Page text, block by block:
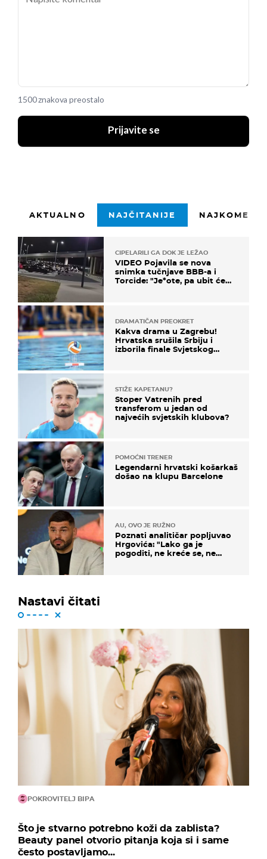
1500 znakova preostalo
Prijavite se
AKTUALNO NAJČITANIJE
CIPELARILI GA DOK JE LEŽAO
VIDEO Pojavila se nova
snimka tučnjave BBB-a i
Torcide: "Je*ote, pa ubit će
DRAMATIČAN PREOKRET
Kakva drama u Zagrebu!
Hrvatska srušila Srbiju i
izborila finale Svjetskog
STIŽE KAPETANU?
Stoper Vatrenih pred
transferom u jedan od
najvećih svjetskih klubova?
POMOĆNI TRENER
Legendarni hrvatski košarkaš
došao na klupu Barcelone
AU, OVO JE RUŽNO
Poznati analitičar popljuvao
Hrgovića: "Lako ga je
pogoditi, ne kreće se, ne
Nastavi čitati
POKROVITELJ BIPA
Što je stvarno potrebno koži da zablista?
Beauty panel otvorio pitanja koja si i same
često postavljamo...